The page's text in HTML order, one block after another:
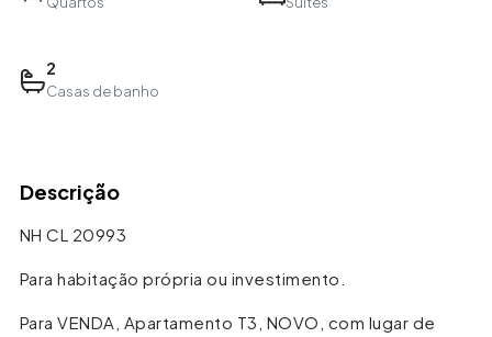
2
Casas de banho
−
Descrição
NH CL 20993
Para habitação própria ou investimento.
Para VENDA, Apartamento T3, NOVO, com lugar de